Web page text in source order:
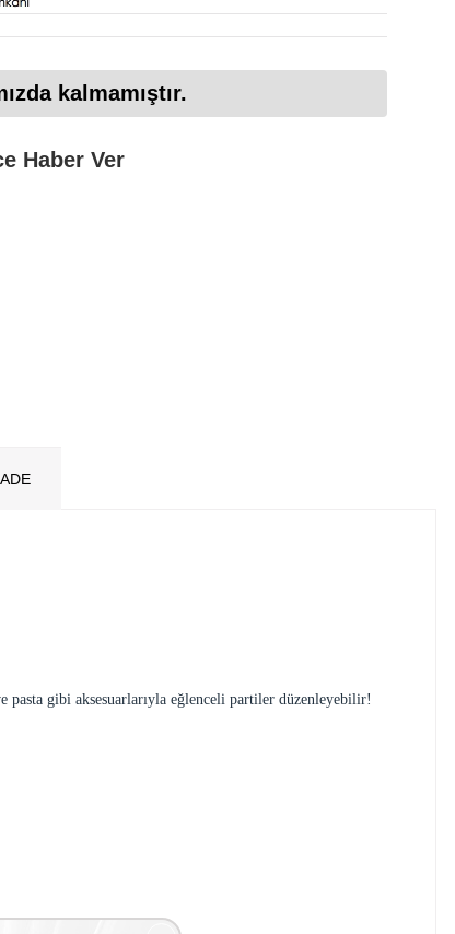
kalmamıştır.
Haber Ver
pasta gibi aksesuarlarıyla eğlenceli partiler düzenleyebilir!